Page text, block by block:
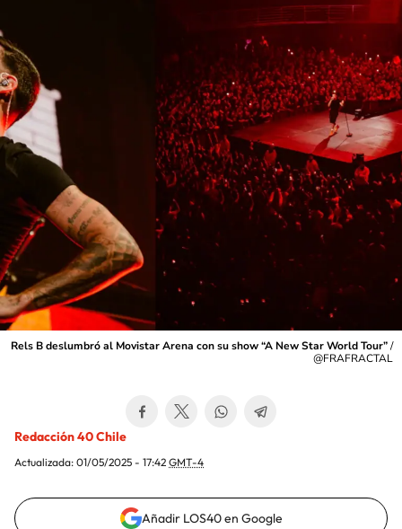
Rels B deslumbró al Movistar Arena con su show “A New Star World Tour”/
@FRAFRACTAL
Redacción 40 Chile
Actualizada: 01/05/2025 - 17:42 GMT-4
Añadir LOS40 en Google